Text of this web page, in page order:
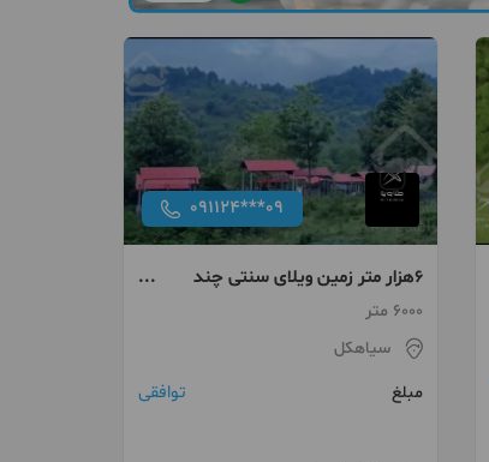
091124***09
۶هزار متر زمین ویلای سنتی چند
الاچیق شیشه ای سندتک برگ ویو
جنگل ورودخونه بر اصلی خیابان
6000 متر
سیاهکل
مبلغ
توافقی